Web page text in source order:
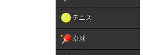
テニス
卓球